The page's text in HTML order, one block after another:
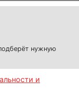
нужную
и